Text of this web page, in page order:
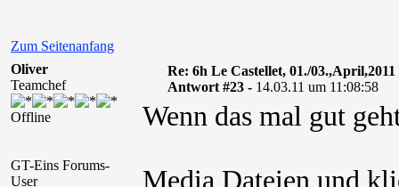
Zum Seitenanfang
Oliver
Teamchef
Offline
GT-Eins Forums-
User
Re: 6h Le Castellet, 01./03.,April,2011
Antwort #23 - 14.03.11 um 11:08:58
Wenn das mal gut
Media Dateien und